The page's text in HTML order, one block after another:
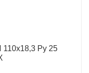
110х18,3 Ру 25